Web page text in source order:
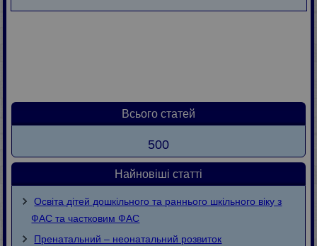
Всього статей
500
Найновіші статті
Освіта дітей дошкільного та раннього шкільного віку з
ФАС та частковим ФАС
Пренатальний – неонатальний розвиток